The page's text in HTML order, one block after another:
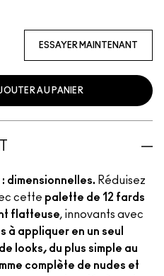
ESSAYER MAINTENANT
AU PANIER
dimensionnelles. Réduisez
cette palette de 12 fards
flatteuse, innovants avec
à appliquer en un seul
looks, du plus simple au
complète de nudes et